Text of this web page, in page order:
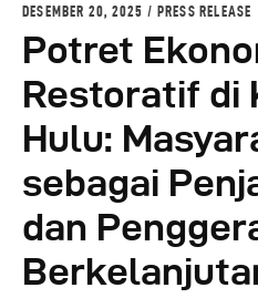
Indonesia
DESEMBER 20, 2025 PRESS RELEASE
Potret
Restoratif di
Hulu:
sebagai
dan